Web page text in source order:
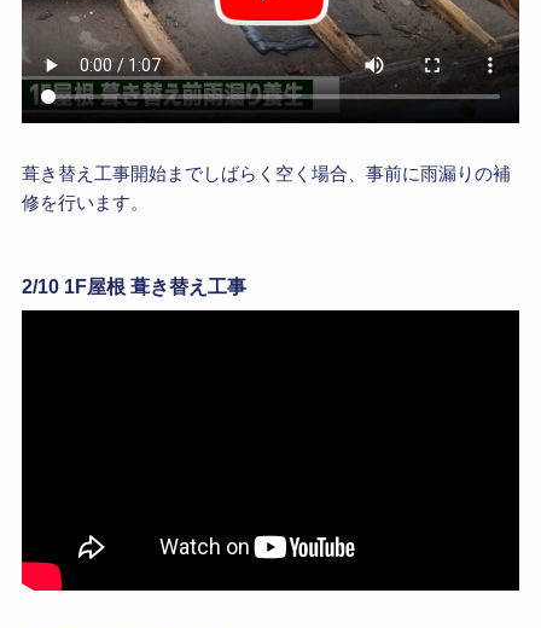
葺き替え工事開始までしばらく空く場合、事前に雨漏りの補
修を行います。
2/10 1F屋根 葺き替え工事